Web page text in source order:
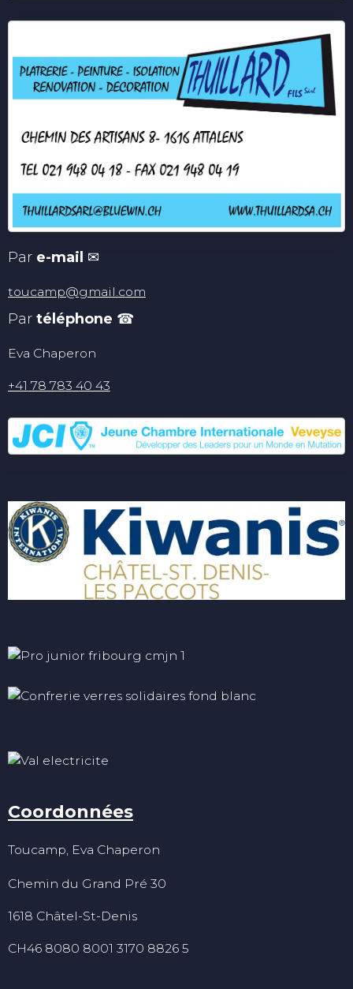
Par e-mail ✉
toucamp@gmail.com
Par téléphone ☎
Eva Chaperon
+41 78 783 40 43
Coordonnées
Toucamp, Eva Chaperon
Chemin du Grand Pré 30
1618 Châtel-St-Denis
CH46 8080 8001 3170 8826 5